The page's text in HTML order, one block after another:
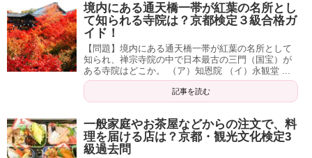
境内にある通天橋一帯が紅葉の名所とし
て知られる寺院は？京都検定３級合格ガ
イド！
【問題】境内にある通天橋一帯が紅葉の名所として
知られ、禅宗寺院の中で日本最古の三門（国宝）が
ある寺院はどこか。 （ア）知恩院 （イ）永観堂 ...
記事を読む
一般家庭やお茶屋などからの注文で、料
理を届ける店は？京都・観光文化検定3
級過去問